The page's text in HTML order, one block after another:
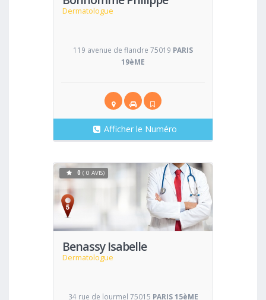
Dermatologue
119 avenue de flandre 75019 PARIS
19èME
Afficher le Numéro
Benassy Isabelle
Dermatologue
Voir
0 ( 0 AVIS)
34 rue de lourmel 75015 PARIS 15èME